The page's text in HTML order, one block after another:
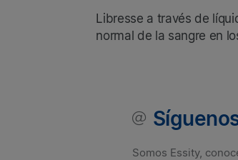
Libresse a través de
normal de la sangre en
Somos Essity,